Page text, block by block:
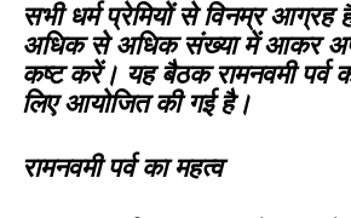
सभी धर्म प्रेमियों से विनम्र
अधिक से अधिक संख्या में आकर
कष्ट करें। यह बैठक रामनवमी
लिए आयोजित की गई है।
रामनवमी पर्व का महत्व